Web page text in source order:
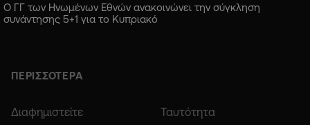
Ο ΓΓ των Ηνωμένων Εθνών ανακοινώνει την σύγκληση
συνάντησης 5+1 για το Κυπριακό
ΠΕΡΙΣΣΟΤΕΡΑ
Διαφημιστείτε Ταυτότητα